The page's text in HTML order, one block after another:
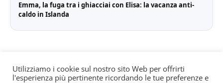
Emma, la fuga tra i ghiacciai con Elisa: la vacanza anti-
caldo in Islanda
Utilizziamo i cookie sul nostro sito Web per offrirti
l'esperienza più pertinente ricordando le tue preferenze e